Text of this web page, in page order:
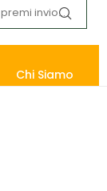
Chi Siamo